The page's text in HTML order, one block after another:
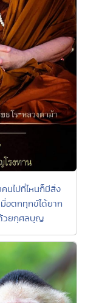
ไปที่ไหนก็มีสิ่ง
อตกทุกข์ได้ยาก
วยกุศลบุญ